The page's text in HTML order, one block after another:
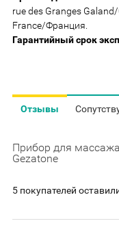
rue des Granges
France/Франция.
Гарантийный срок
Отзывы
Прибор для
Gezatone
5 покупателей